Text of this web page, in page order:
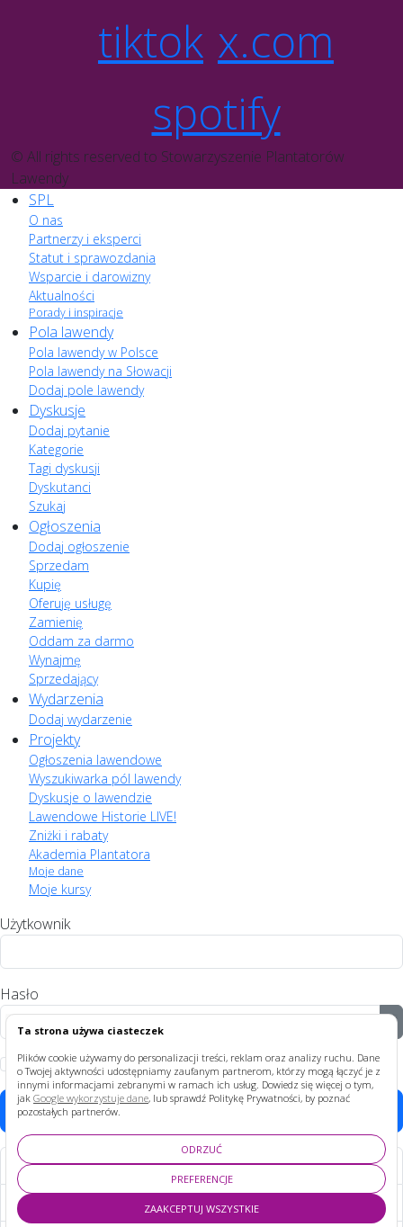
Ta strona używa ciasteczek
Plików cookie używamy do personalizacji treści, reklam oraz analizy ruchu. Dane
o Twojej aktywności udostępniamy zaufanym partnerom, którzy mogą łączyć je z
innymi informacjami zebranymi w ramach ich usług. Dowiedz się więcej o tym,
jak Google wykorzystuje dane, lub sprawdź Politykę Prywatności, by poznać
pozostałych partnerów.
ODRZUĆ
PREFERENCJE
ZAAKCEPTUJ WSZYSTKIE
tiktok x.com
spotify
© All rights reserved to Stowarzyszenie Plantatorów
Lawendy
SPL
O nas
Partnerzy i eksperci
Statut i sprawozdania
Wsparcie i darowizny
Aktualności
Porady i inspiracje
Pola lawendy
Pola lawendy w Polsce
Pola lawendy na Słowacji
Dodaj pole lawendy
Dyskusje
Dodaj pytanie
Kategorie
Tagi dyskusji
Dyskutanci
Szukaj
Ogłoszenia
Dodaj ogłoszenie
Sprzedam
Kupię
Oferuję usługę
Zamienię
Oddam za darmo
Wynajmę
Sprzedający
Wydarzenia
Dodaj wydarzenie
Projekty
Ogłoszenia lawendowe
Wyszukiwarka pól lawendy
Dyskusje o lawendzie
Lawendowe Historie LIVE!
Zniżki i rabaty
Akademia Plantatora
Moje dane
Moje kursy
Użytkownik
Hasło
Zapamiętaj
Zaloguj
Nie pamiętasz hasła?
Nie pamiętasz nazwy?